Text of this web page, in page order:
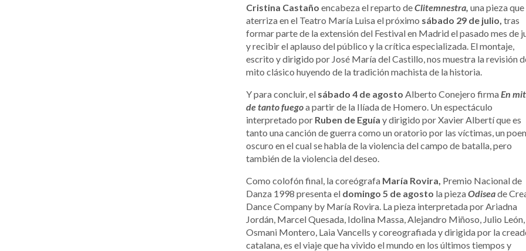
Cristina Castaño encabeza el reparto deClitemnestra, una pieza que
aterriza en el Teatro María Luisa el próximo sábado 29 de julio, tras
formar parte de la extensión del Festival en Madrid el pasado mes de
y recibir el aplauso del público y la crítica especializada. El montaje,
escrito y dirigido por José María del Castillo, nos muestra la revisión
mito clásico huyendo de la tradición machista de la historia.
Y para concluir, el sábado 4 de agosto Alberto Conejero firma En
de tanto fuegoa partir de la Ilíada de Homero. Un espectáculo
interpretado por Ruben de Eguía y dirigido por Xavier Albertí que es
tanto una canción de guerra como un oratorio por las víctimas, un
oscuro en el cual se habla de la violencia del campo de batalla, pero
también de la violencia del deseo.
Como colofón final, la coreógrafa María Rovira, Premio Nacional de
Danza 1998 presenta el domingo 5 de agosto la piezaOdiseade
Dance Company by María Rovira. La pieza interpretada por Ariadna
Jordán, Marcel Quesada, Idolina Massa, Alejandro Miñoso, Julio León,
Osmani Montero, Laia Vancells y coreografiada y dirigida por la
catalana, es el viaje que ha vivido el mundo en los últimos tiempos y